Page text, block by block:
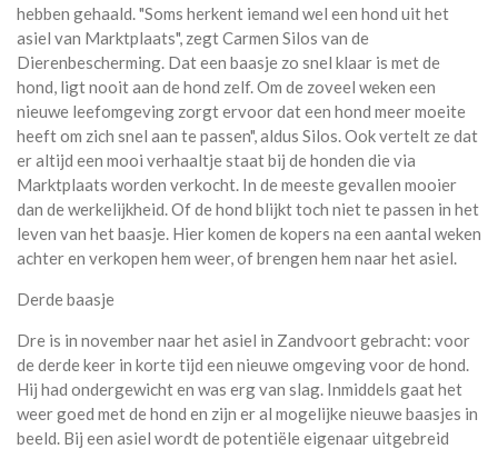
hebben gehaald. "Soms herkent iemand wel een hond uit het
asiel van Marktplaats", zegt Carmen Silos van de
Dierenbescherming. Dat een baasje zo snel klaar is met de
hond, ligt nooit aan de hond zelf. Om de zoveel weken een
nieuwe leefomgeving zorgt ervoor dat een hond meer moeite
heeft om zich snel aan te passen", aldus Silos. Ook vertelt ze dat
er altijd een mooi verhaaltje staat bij de honden die via
Marktplaats worden verkocht. In de meeste gevallen mooier
dan de werkelijkheid. Of de hond blijkt toch niet te passen in het
leven van het baasje. Hier komen de kopers na een aantal weken
achter en verkopen hem weer, of brengen hem naar het asiel.
Derde baasje
Dre is in november naar het asiel in Zandvoort gebracht: voor
de derde keer in korte tijd een nieuwe omgeving voor de hond.
Hij had ondergewicht en was erg van slag. Inmiddels gaat het
weer goed met de hond en zijn er al mogelijke nieuwe baasjes in
beeld. Bij een asiel wordt de potentiële eigenaar uitgebreid